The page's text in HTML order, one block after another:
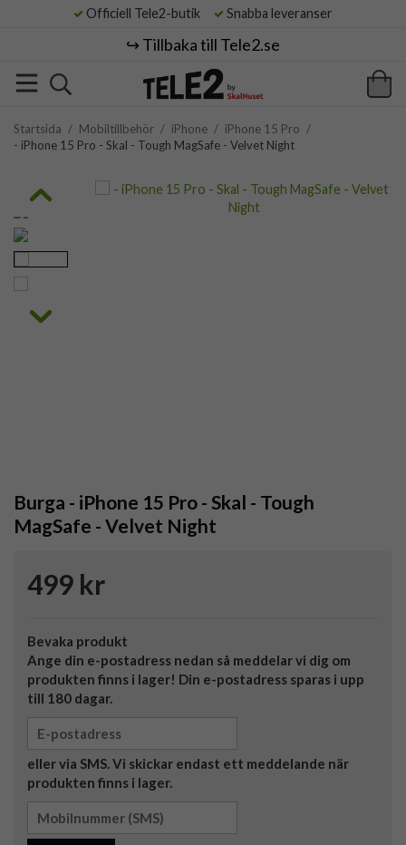
Officiell Tele2-butik Snabba leveranser
↪️ Tillbaka till Tele2.se
Startsida / Mobiltillbehör / iPhone / iPhone 15 Pro /
- iPhone 15 Pro - Skal - Tough MagSafe - Velvet Night
Burga - iPhone 15 Pro - Skal - Tough
MagSafe - Velvet Night
499 kr
Bevaka produkt
Ange din e-postadress nedan så meddelar vi dig om
produkten finns i lager! Din e-postadress sparas i upp
till 180 dagar.
eller via SMS. Vi skickar endast ett meddelande när
produkten finns i lager.